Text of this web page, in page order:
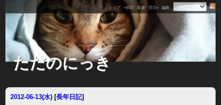
トップ «前日 最新 翌日» 編集
ただのにっき
2012-06-13(水) [長年日記]